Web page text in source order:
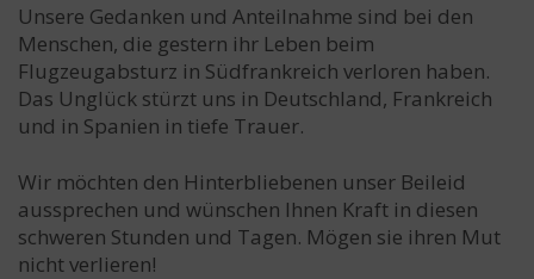
Unsere Gedanken und Anteilnahme sind bei den
Menschen, die gestern ihr Leben beim
Flugzeugabsturz in Südfrankreich verloren haben.
Das Unglück stürzt uns in Deutschland, Frankreich
und in Spanien in tiefe Trauer.
Wir möchten den Hinterbliebenen unser Beileid
aussprechen und wünschen Ihnen Kraft in diesen
schweren Stunden und Tagen. Mögen sie ihren Mut
nicht verlieren!